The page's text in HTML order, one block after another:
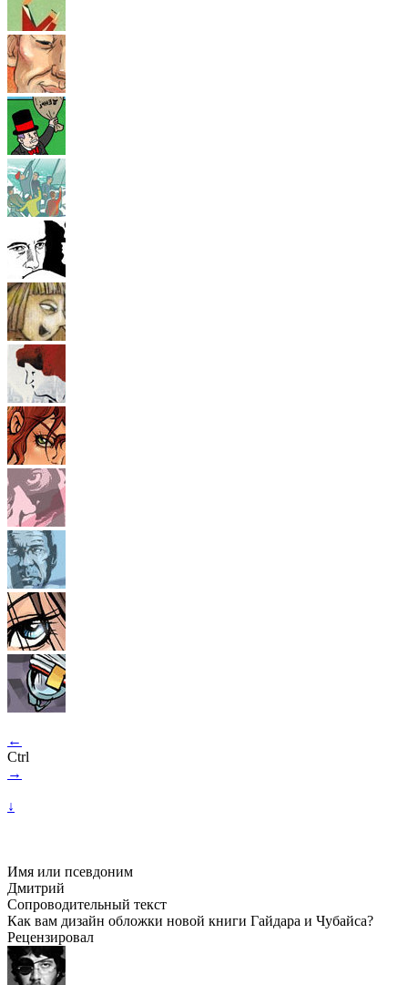
←
Ctrl
→
↓
Имя или псевдоним
Дмитрий
Сопроводительный текст
Как вам дизайн обложки новой книги Гайдара и Чубайса?
Рецензировал